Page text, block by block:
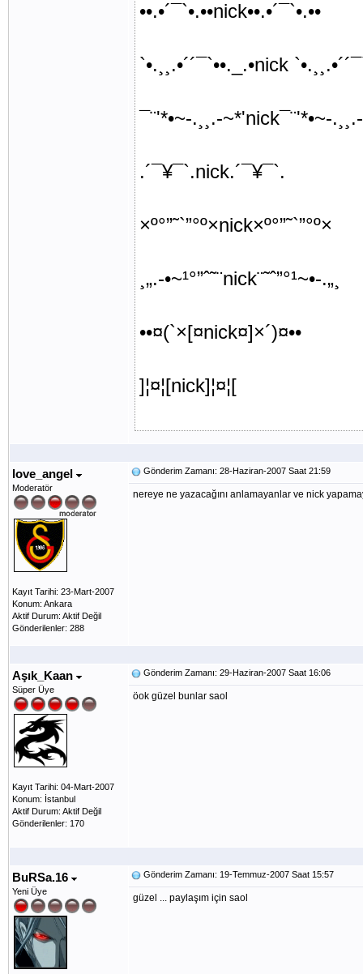
••.•´¯`•.••nick••.•´¯`•.••
`•.¸¸.•´´¯`••._.•nick
¯¨'*•~-.¸¸.-~*'nick¯¨'*•~-
.´¯¥¯`.nick.´¯¥¯`.
×º°”˜`”°º×nick×º°”˜`”°º×
¸„.-•~¹°”ˆ˜¨nick¨˜ˆ”°¹~•-.„¸
••¤(`×[¤nick¤]×´)¤••
]¦¤¦[nick]¦¤¦[
love_angel
Moderatör
Kayıt Tarihi: 23-Mart-2007
Konum: Ankara
Aktif Durum: Aktif Değil
Gönderilenler: 288
Gönderim Zamanı: 28-Haziran-2007 Saat 21:59
nereye ne yazacağını anlamayanlar ve nick
Aşık_Kaan
Süper Üye
Kayıt Tarihi: 04-Mart-2007
Konum: İstanbul
Aktif Durum: Aktif Değil
Gönderilenler: 170
Gönderim Zamanı: 29-Haziran-2007 Saat 16:06
öok güzel bunlar saol
BuRSa.16
Yeni Üye
Gönderim Zamanı: 19-Temmuz-2007 Saat 15:57
güzel ... paylaşım için saol